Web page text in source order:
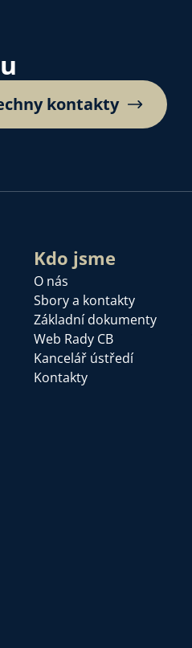
kontakty
Kdo jsme
O nás
Sbory a kontakty
Základní dokumenty
Web Rady CB
Kancelář ústředí
Kontakty